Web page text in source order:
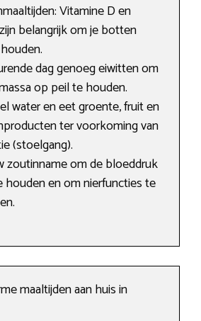
Vitamine D en
belangrijk om je botten
dag genoeg eiwitten om
op peil te houden.
water en eet groente, fruit en
ter voorkoming van
(stoelgang).
zoutinname om de bloeddruk
houden en om nierfuncties te
maaltijden aan huis in